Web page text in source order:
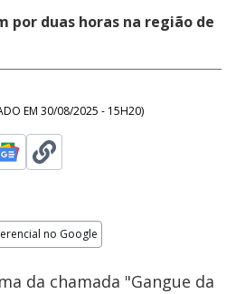
duas horas na região de
EM 30/08/2025 - 15H20)
no Google
da chamada "Gangue da